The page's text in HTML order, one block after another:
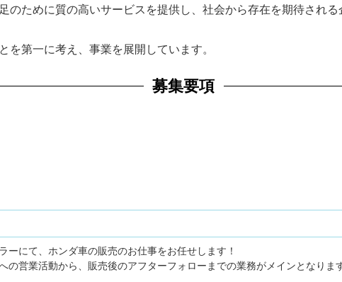
のために質の高いサービスを提供し、社会から存在を期待され
第一に考え、事業を展開しています。
募集要項
ーにて、ホンダ車の販売のお仕事をお任せします！
の営業活動から、販売後のアフターフォローまでの業務がメインとなりま